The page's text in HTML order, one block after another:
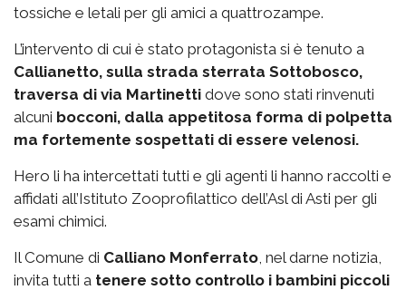
tossiche e letali per gli amici a quattrozampe.
L’intervento di cui è stato protagonista si è tenuto a
Callianetto, sulla strada sterrata Sottobosco,
traversa di via Martinetti dove sono stati rinvenuti
alcuni bocconi, dalla appetitosa forma di polpetta
ma fortemente sospettati di essere velenosi.
Hero li ha intercettati tutti e gli agenti li hanno raccolti e
affidati all’Istituto Zooprofilattico dell’Asl di Asti per gli
esami chimici.
Il Comune di Calliano Monferrato , nel darne notizia,
invita tutti a tenere sotto controllo i bambini piccoli